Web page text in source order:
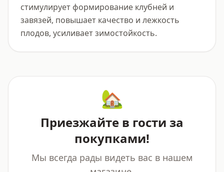
стимулирует формирование клубней и
завязей, повышает качество и лежкость
плодов, усиливает зимостойкость.
🏡
Приезжайте в гости за
покупками!
Мы всегда рады видеть вас в нашем